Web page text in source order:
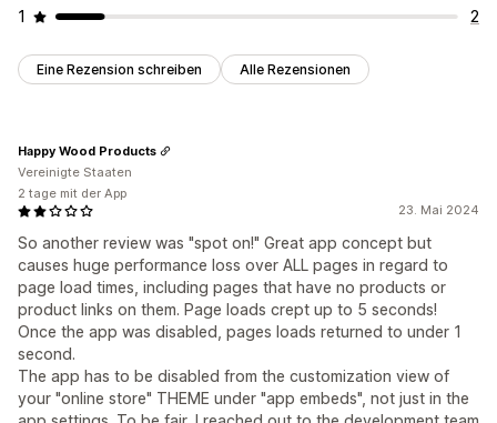
1
2
Eine Rezension schreiben Alle Rezensionen
23. Mai 2024
So another review was "spot on!" Great app concept but
causes huge performance loss over ALL pages in regard to
page load times, including pages that have no products or
product links on them. Page loads crept up to 5 seconds!
Once the app was disabled, pages loads returned to under 1
second.
The app has to be disabled from the customization view of
your "online store" THEME under "app embeds", not just in the
Happy Wood Products
Vereinigte Staaten
2 tage mit der App